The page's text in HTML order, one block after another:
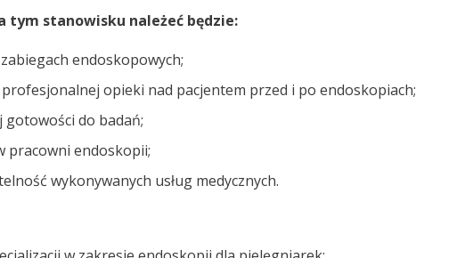
tym stanowisku należeć będzie:
endoskopowych;
opieki nad pacjentem przed i po endoskopiach;
gotowości do badań;
pracowni endoskopii;
wykonywanych usług medycznych.